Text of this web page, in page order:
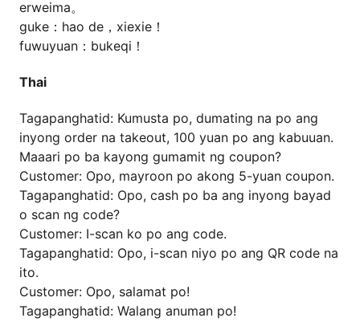
erweima。
guke：hao de，xiexie！
fuwuyuan：bukeqi！
Thai
Tagapanghatid: Kumusta po, dumating na po ang
inyong order na takeout, 100 yuan po ang kabuuan.
Maaari po ba kayong gumamit ng coupon?
Customer: Opo, mayroon po akong 5-yuan coupon.
Tagapanghatid: Opo, cash po ba ang inyong bayad
o scan ng code?
Customer: I-scan ko po ang code.
Tagapanghatid: Opo, i-scan niyo po ang QR code na
ito.
Customer: Opo, salamat po!
Tagapanghatid: Walang anuman po!